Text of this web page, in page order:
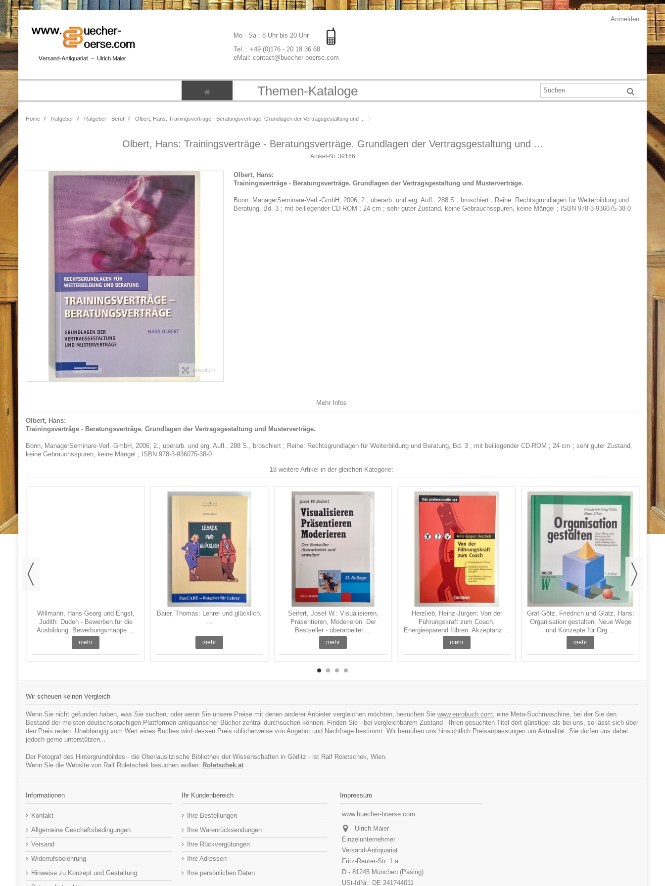
Mo - Sa : 8 Uhr bis 20 Uhr
Tel. : +49 (0)176 - 20 18 36 68
eMail: contact@buecher-boerse.com
Anmelden
Themen-Kataloge
Home Ratgeber Ratgeber - Beruf Olbert, Hans: Trainingsverträge - Beratungsverträge. Grundlagen der Vertragsgestaltung und ...
Olbert, Hans: Trainingsverträge - Beratungsverträge. Grundlagen der Vertragsgestaltung und ...
Artikel-Nr. 39166
erweitern
Olbert, Hans:
Trainingsverträge - Beratungsverträge. Grundlagen der Vertragsgestaltung und Musterverträge.
Bonn, ManagerSeminare-Verl.-GmbH, 2006; 2., überarb. und erg. Aufl., 288 S., broschiert ; Reihe: Rechtsgrundlagen für Weiterbildung und
Beratung, Bd. 3 ; mit beiliegender CD-ROM ; 24 cm ; sehr guter Zustand, keine Gebrauchsspuren, keine Mängel ; ISBN 978-3-936075-38-0
Mehr Infos
Olbert, Hans:
Trainingsverträge - Beratungsverträge. Grundlagen der Vertragsgestaltung und Musterverträge.
Bonn, ManagerSeminare-Verl.-GmbH, 2006; 2., überarb. und erg. Aufl., 288 S., broschiert ; Reihe: Rechtsgrundlagen für Weiterbildung und Beratung, Bd. 3 ; mit beiliegender CD-ROM ; 24 cm ; sehr guter Zustand,
keine Gebrauchsspuren, keine Mängel ; ISBN 978-3-936075-38-0
18 weitere Artikel in der gleichen Kategorie:
Willmann, Hans-Georg und Engst,
Judith: Duden - Bewerben für die
Ausbildung. Bewerbungsmappe ...
mehr
Baier, Thomas: Lehrer und glücklich.
...
mehr
Seifert, Josef W.: Visualisieren,
Präsentieren, Moderieren. Der
Bestseller - überarbeitet ...
mehr
Herzlieb, Heinz-Jürgen: Von der
Führungskraft zum Coach.
Energiesparend führen. Akzeptanz ...
mehr
Graf-Götz, Friedrich und Glatz, Hans:
Organisation gestalten. Neue Wege
und Konzepte für Org ...
mehr
Wir scheuen keinen Vergleich
Wenn Sie nicht gefunden haben, was Sie suchen, oder wenn Sie unsere Preise mit denen anderer Anbieter vergleichen möchten, besuchen Sie www.eurobuch.com, eine Meta-Suchmaschine, bei der Sie den
Bestand der meisten deutschsprachigen Plattformen antiquarischer Bücher zentral durchsuchen können. Finden Sie - bei vergleichbarem Zustand - Ihren gesuchten Titel dort günstiger als bei uns, so lässt sich über
den Preis reden: Unabhängig vom Wert eines Buches wird dessen Preis üblicherweise von Angebot und Nachfrage bestimmt. Wir bemühen uns hinsichtlich Preisanpassungen um Aktualität, Sie dürfen uns dabei
jedoch gerne unterstützen...
Der Fotograf des Hintergrundbildes - die Oberlausitzische Bibliothek der Wissenschaften in Görlitz - ist Ralf Roletschek, Wien.
Wenn Sie die Website von Ralf Roletschek besuchen wollen: Roletschek.at
Informationen
Kontakt
Allgemeine Geschäftsbedingungen
Versand
Widerrufsbelehrung
Hinweise zu Konzept und Gestaltung
Ihr Kundenbereich
Ihre Bestellungen
Ihre Warenrücksendungen
Ihre Rückvergütungen
Ihre Adressen
Ihre persönlichen Daten
Impressum
www.buecher-boerse.com
Ulrich Maier
Einzelunternehmer
Versand-Antiquariat
Fritz-Reuter-Str. 1 a
D - 81245 München (Pasing)
USt-IdNr.: DE 241744011